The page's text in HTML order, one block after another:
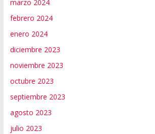
marzo 2024
febrero 2024
enero 2024
diciembre 2023
noviembre 2023
octubre 2023
septiembre 2023
agosto 2023
julio 2023